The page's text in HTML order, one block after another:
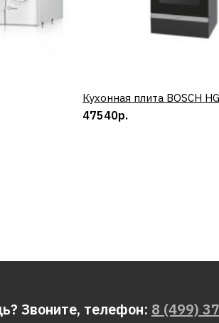
КУПИТЬ
Кухонная плита BOSCH
47540р.
Звоните, телефон: 8 (499)